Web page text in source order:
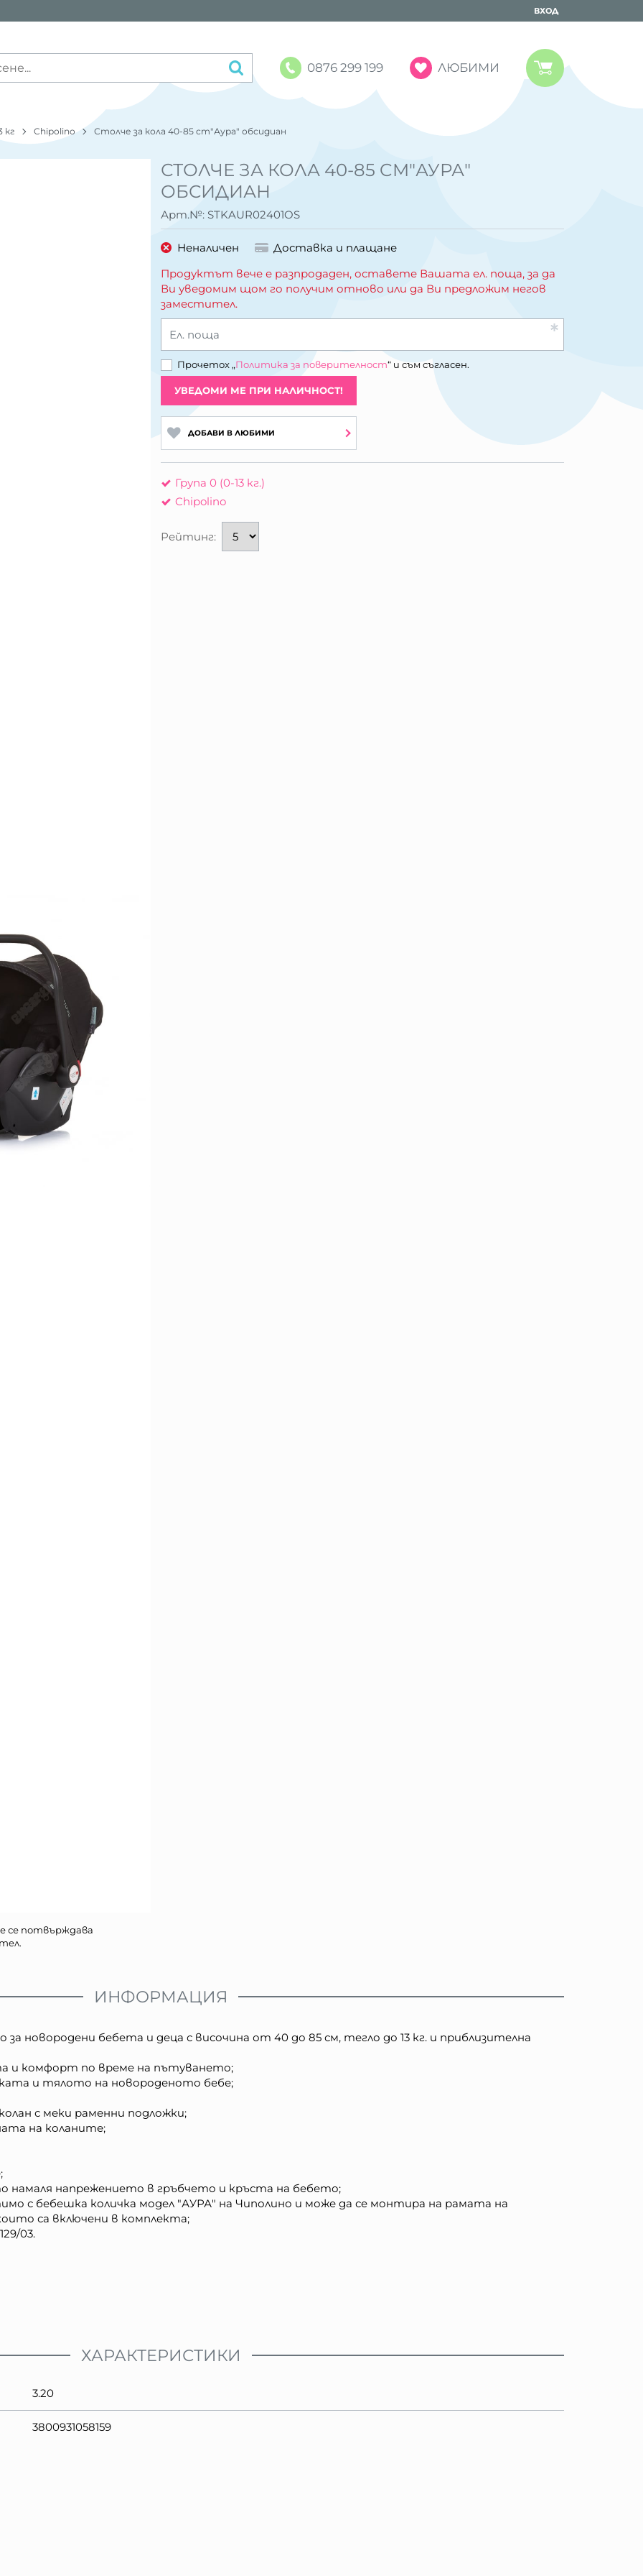
ВХОД
0876 299 199 ЛЮБИМИ
кг Chipolino Столче за кола 40-85 cm"Аура" обсидиан
СТОЛЧЕ ЗА КОЛА 40-85 CM"АУРА"
ОБСИДИАН
Арт.№: STKAUR02401OS
се потвърждава
Неналичен
Доставка и плащане
Продуктът вече е разпродаден, оставете Вашата ел. поща, за да
Ви уведомим щом го получим отново или да Ви предложим негов
заместител.
Ел. поща
Прочетох „Политика за поверителност“ и съм съгласен.
УВЕДОМИ МЕ ПРИ НАЛИЧНОСТ!
ДОБАВИ В ЛЮБИМИ
Група 0 (0-13 кг.)
Chipolino
Рейтинг:
ИНФОРМАЦИЯ
новородени бебета и деца с височина от 40 до 85 см, тегло до 13 кг. и приблизителна
и комфорт по време на пътуването;
и тялото на новороденото бебе;
с меки раменни подложки;
на коланите;
намаля напрежението в гръбчето и кръста на бебето;
с бебешка количка модел "АУРА" на Чиполино и може да се монтира на рамата на
са включени в комплекта;
03.
ХАРАКТЕРИСТИКИ
3.20
3800931058159